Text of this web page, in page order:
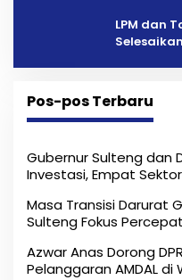
LPM dan
Pos-pos Terbaru
Gubernur Sulteng dan
Investasi, Empat
Masa Transisi Darurat
Sulteng Fokus
Azwar Anas Dorong
Pelanggaran AMDAL di